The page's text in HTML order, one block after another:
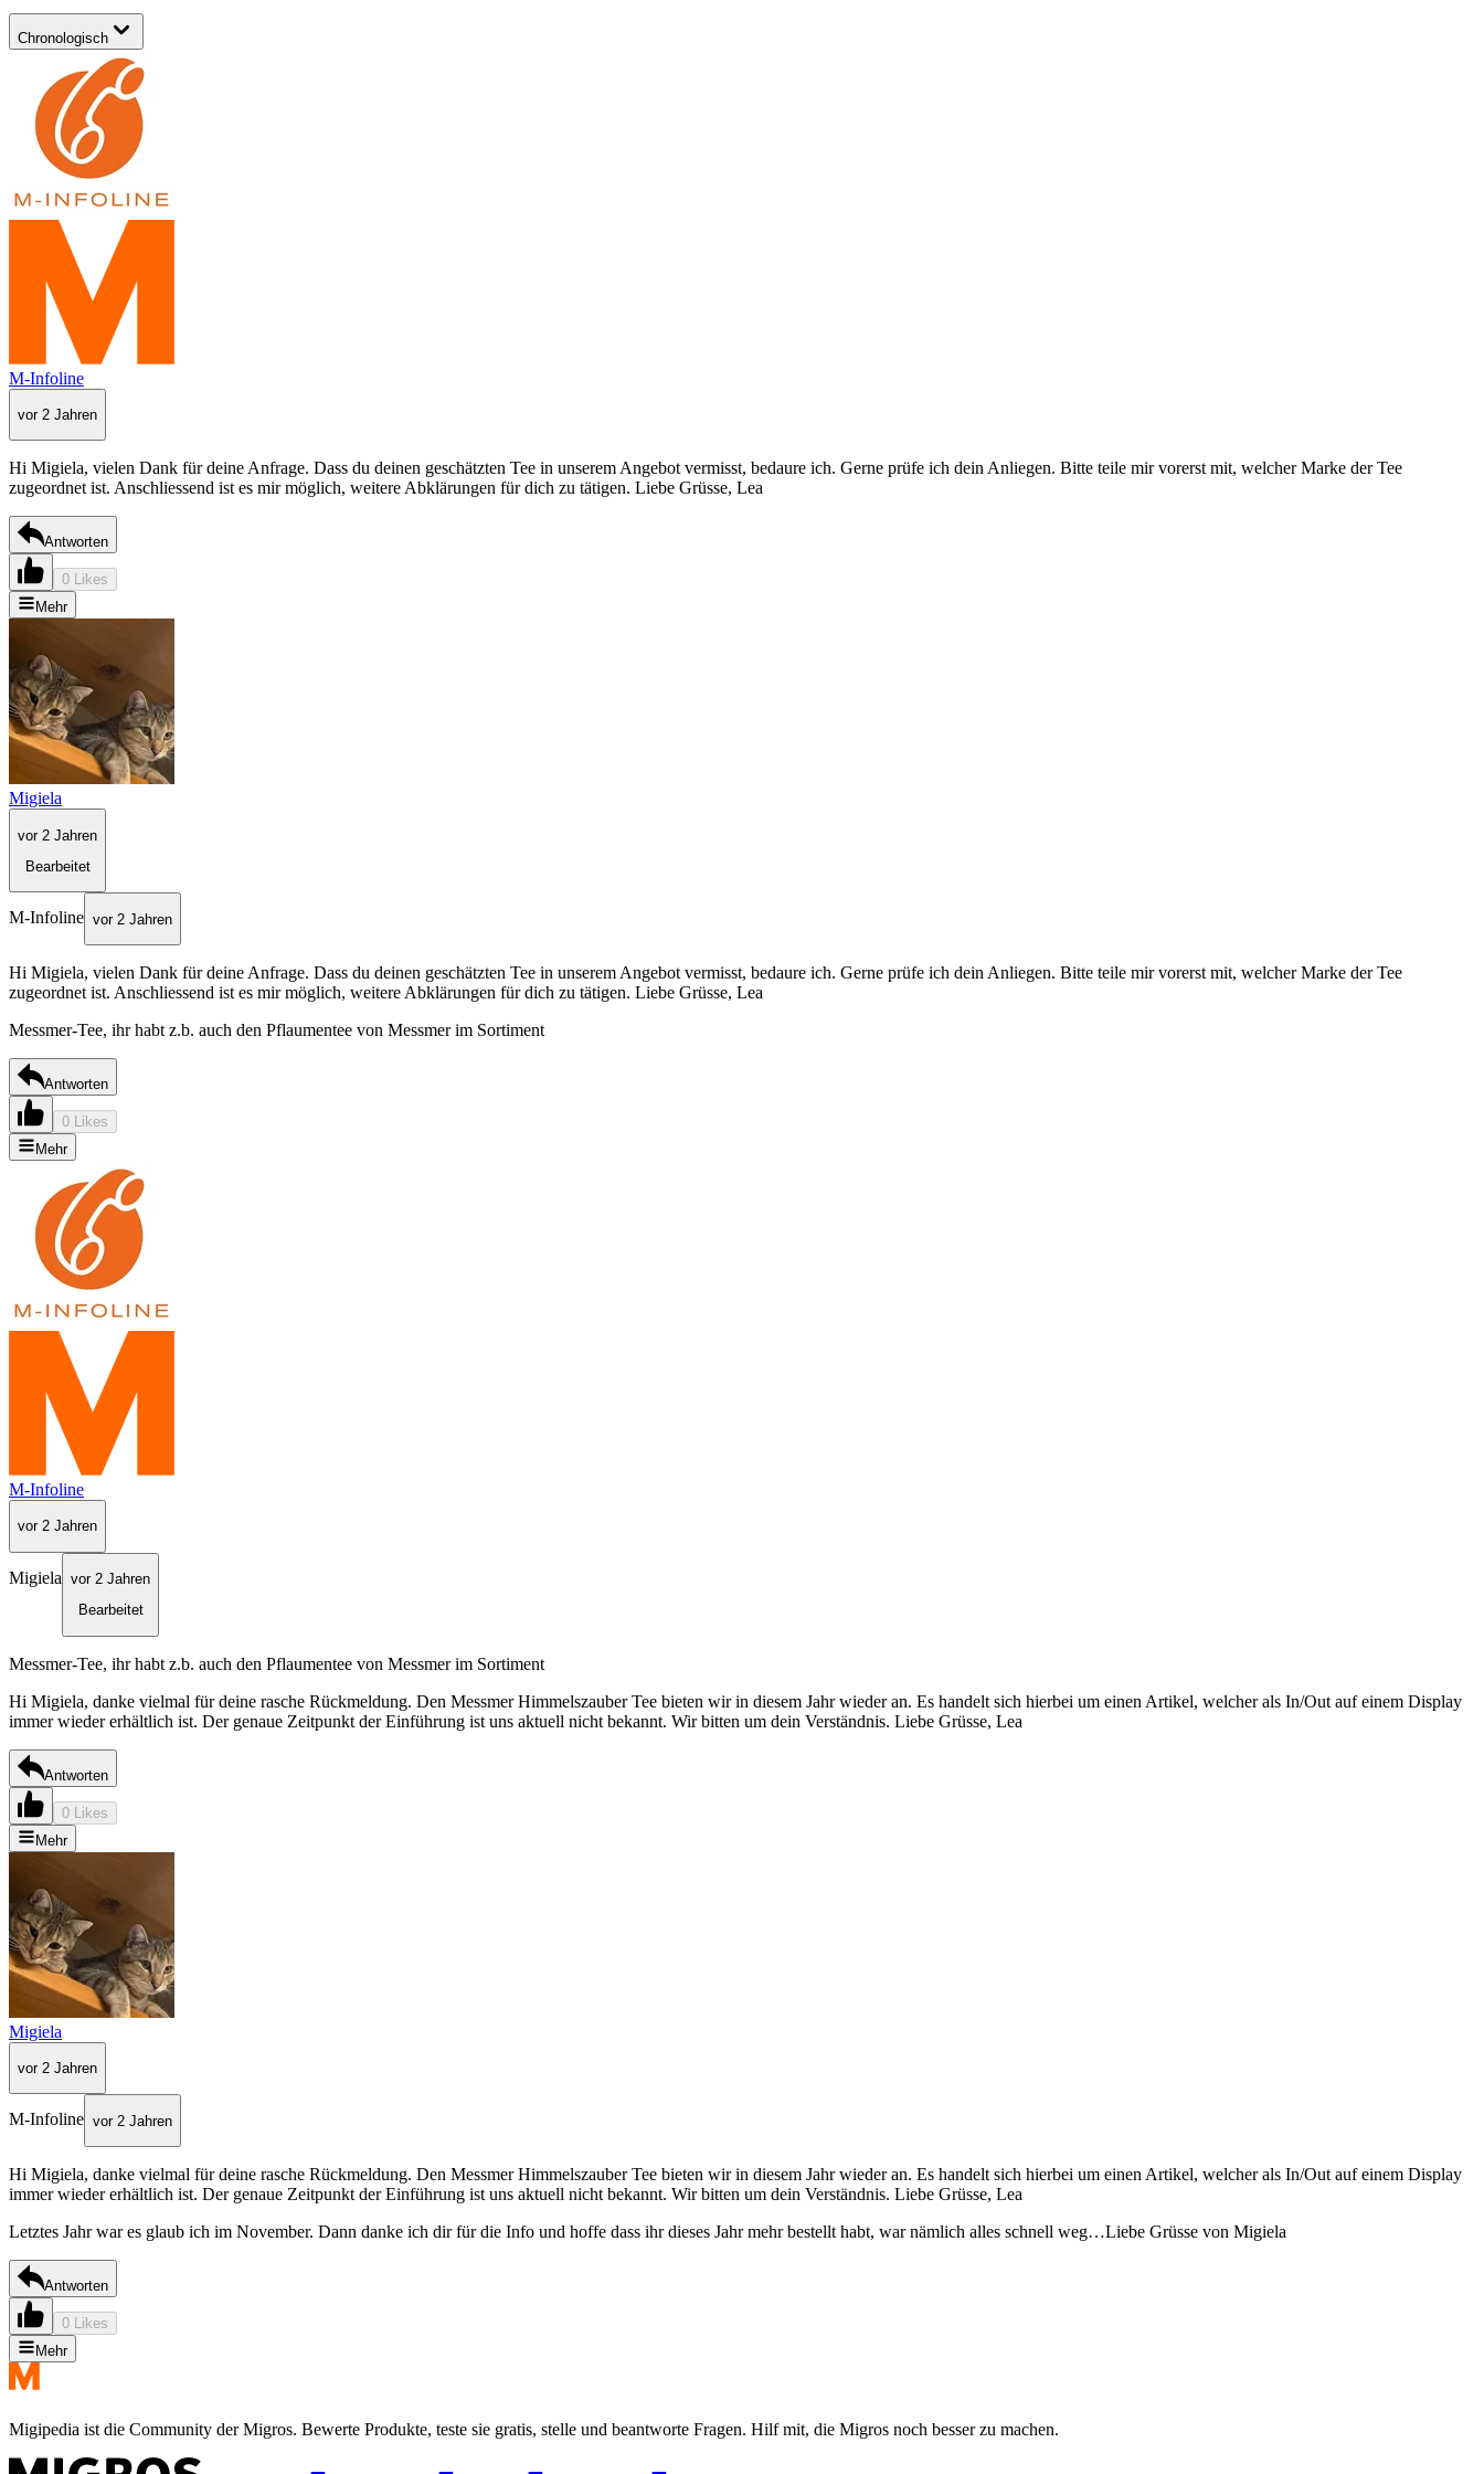
Chronologisch
M-Infoline
vor 2 Jahren
Hi Migiela, vielen Dank für deine Anfrage. Dass du deinen geschätzten Tee in unserem Angebot vermisst, bedaure ich. Gerne prüfe ich dein Anliegen. Bitte teile mir vorerst mit, welcher Marke der Tee
zugeordnet ist. Anschliessend ist es mir möglich, weitere Abklärungen für dich zu tätigen. Liebe Grüsse, Lea
Antworten
0 Likes
Mehr
Migiela
vor 2 Jahren
Bearbeitet
M-Infoline vor 2 Jahren
Hi Migiela, vielen Dank für deine Anfrage. Dass du deinen geschätzten Tee in unserem Angebot vermisst, bedaure ich. Gerne prüfe ich dein Anliegen. Bitte teile mir vorerst mit, welcher Marke der Tee
zugeordnet ist. Anschliessend ist es mir möglich, weitere Abklärungen für dich zu tätigen. Liebe Grüsse, Lea
Messmer-Tee, ihr habt z.b. auch den Pflaumentee von Messmer im Sortiment
Antworten
0 Likes
Mehr
M-Infoline
vor 2 Jahren
Migiela vor 2 Jahren
Bearbeitet
Messmer-Tee, ihr habt z.b. auch den Pflaumentee von Messmer im Sortiment
Hi Migiela, danke vielmal für deine rasche Rückmeldung. Den Messmer Himmelszauber Tee bieten wir in diesem Jahr wieder an. Es handelt sich hierbei um einen Artikel, welcher als In/Out auf einem Display
immer wieder erhältlich ist. Der genaue Zeitpunkt der Einführung ist uns aktuell nicht bekannt. Wir bitten um dein Verständnis. Liebe Grüsse, Lea
Antworten
0 Likes
Mehr
Migiela
vor 2 Jahren
M-Infoline vor 2 Jahren
Hi Migiela, danke vielmal für deine rasche Rückmeldung. Den Messmer Himmelszauber Tee bieten wir in diesem Jahr wieder an. Es handelt sich hierbei um einen Artikel, welcher als In/Out auf einem Display
immer wieder erhältlich ist. Der genaue Zeitpunkt der Einführung ist uns aktuell nicht bekannt. Wir bitten um dein Verständnis. Liebe Grüsse, Lea
Letztes Jahr war es glaub ich im November. Dann danke ich dir für die Info und hoffe dass ihr dieses Jahr mehr bestellt habt, war nämlich alles schnell weg…Liebe Grüsse von Migiela
Antworten
0 Likes
Mehr
Migipedia ist die Community der Migros. Bewerte Produkte, teste sie gratis, stelle und beantworte Fragen. Hilf mit, die Migros noch besser zu machen.